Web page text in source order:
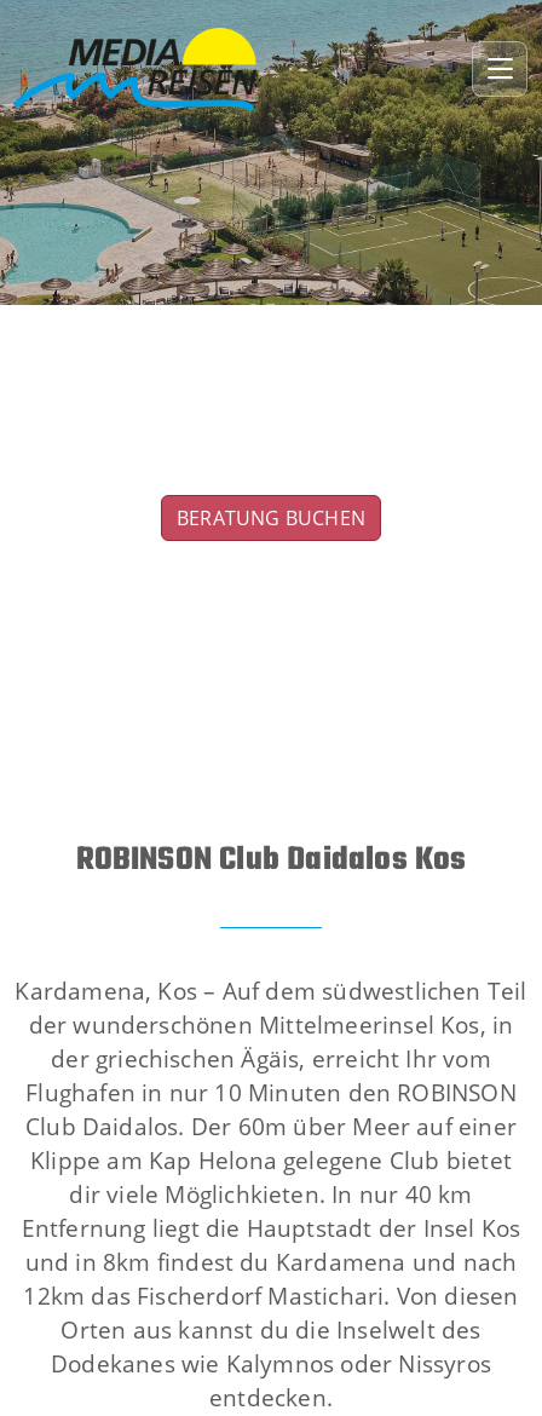
BERATUNG BUCHEN
ROBINSON Club Daidalos Kos
Kardamena, Kos – Auf dem südwestlichen Teil
der wunderschönen Mittelmeerinsel Kos, in
der griechischen Ägäis, erreicht Ihr vom
Flughafen in nur 10 Minuten den ROBINSON
Club Daidalos. Der 60m über Meer auf einer
Klippe am Kap Helona gelegene Club bietet
dir viele Möglichkieten. In nur 40 km
Entfernung liegt die Hauptstadt der Insel Kos
und in 8km findest du Kardamena und nach
12km das Fischerdorf Mastichari. Von diesen
Orten aus kannst du die Inselwelt des
Dodekanes wie Kalymnos oder Nissyros
entdecken.